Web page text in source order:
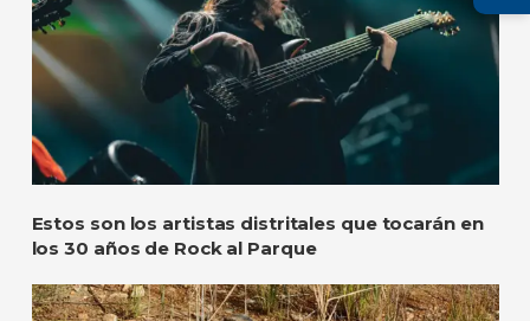
Estos son los artistas distritales que tocarán en
los 30 años de Rock al Parque